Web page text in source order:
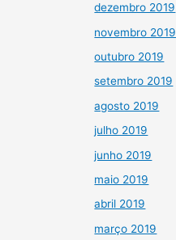
dezembro 2019
novembro 2019
outubro 2019
setembro 2019
agosto 2019
julho 2019
junho 2019
maio 2019
abril 2019
março 2019